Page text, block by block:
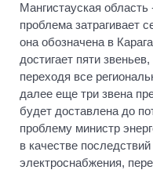
Мангистауская
проблема затрагивает
она обозначена в
достигает пяти
переходя все
далее еще три звена
будет доставлена до
проблему министр
в качестве
электроснабжения,